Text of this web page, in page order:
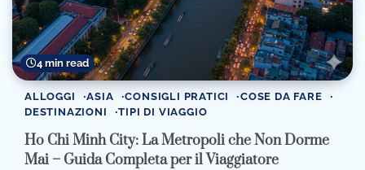
4 min read
ALLOGGI ASIA CONSIGLI PRATICI
COSE DA FARE
DESTINAZIONI
TIPI DI VIAGGIO
Ho Chi Minh City: La Metropoli che Non Dorme
Mai – Guida Completa per il Viaggiatore